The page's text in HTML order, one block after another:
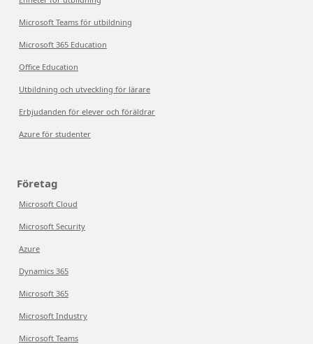
Microsoft Teams för utbildning
Microsoft 365 Education
Office Education
Utbildning och utveckling för lärare
Erbjudanden för elever och föräldrar
Azure för studenter
Företag
Microsoft Cloud
Microsoft Security
Azure
Dynamics 365
Microsoft 365
Microsoft Industry
Microsoft Teams